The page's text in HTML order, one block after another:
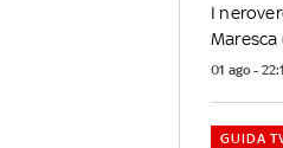
I
Maresca
01 ago -
GUIDA